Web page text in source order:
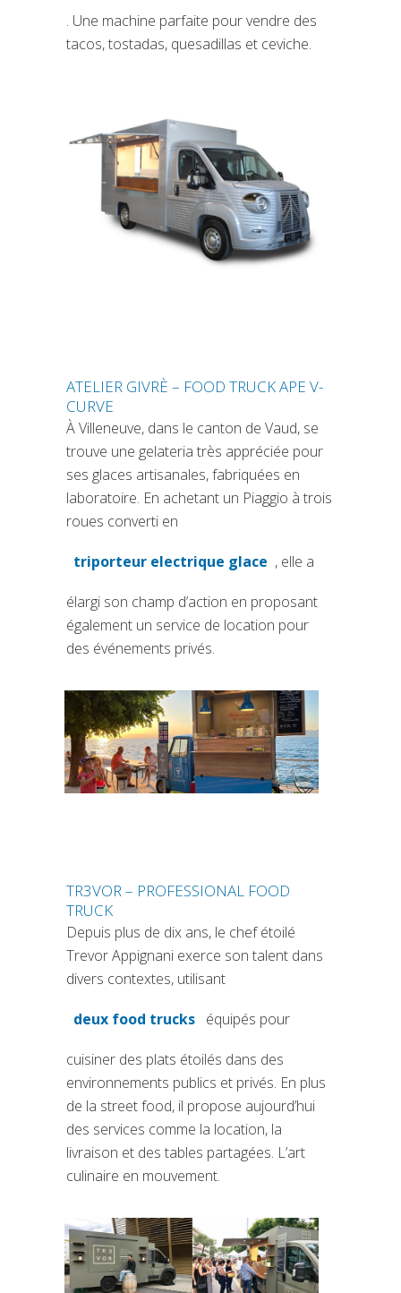
. Une machine parfaite pour vendre des
tacos, tostadas, quesadillas et ceviche.
ATELIER GIVRÈ – FOOD TRUCK APE V-
CURVE
À Villeneuve, dans le canton de Vaud, se
trouve une gelateria très appréciée pour
ses glaces artisanales, fabriquées en
laboratoire. En achetant un Piaggio à trois
roues converti en
triporteur electrique glace
(si apre in una nuova scheda)
, elle a
élargi son champ d’action en proposant
également un service de location pour
des événements privés.
TR3VOR – PROFESSIONAL FOOD
TRUCK
Depuis plus de dix ans, le chef étoilé
Trevor Appignani exerce son talent dans
divers contextes, utilisant
deux food trucks
(si apre in una nuova scheda)
équipés pour
cuisiner des plats étoilés dans des
environnements publics et privés. En plus
de la street food, il propose aujourd’hui
des services comme la location, la
livraison et des tables partagées. L’art
culinaire en mouvement.